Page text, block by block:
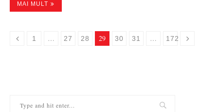
MAI MULT
1 … 27 28 29 30 31 … 172